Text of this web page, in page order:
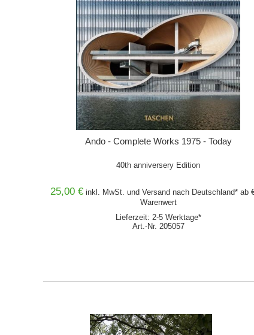
Ando - Complete Works 1975 - Today
40th anniversery Edition
25,00 € inkl. MwSt. und Versand nach Deutschland* ab
Warenwert
Lieferzeit: 2-5 Werktage*
Art.-Nr. 205057
IN DEN WARENKORB